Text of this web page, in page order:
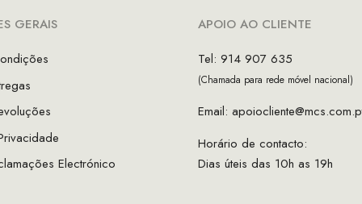
GERAIS
Electrónico
APOIO AO CLIENTE
Tel: 914 907 635
(Chamada para rede móvel nacional)
Email:
Horário de contacto:
Dias úteis das 10h as 19h